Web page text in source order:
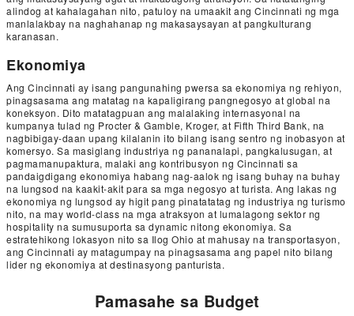
alindog at kahalagahan nito, patuloy na umaakit ang Cincinnati ng mga
manlalakbay na naghahanap ng makasaysayan at pangkulturang
karanasan.
Ekonomiya
Ang Cincinnati ay isang pangunahing pwersa sa ekonomiya ng rehiyon,
pinagsasama ang matatag na kapaligirang pangnegosyo at global na
koneksyon. Dito matatagpuan ang malalaking internasyonal na
kumpanya tulad ng Procter & Gamble, Kroger, at Fifth Third Bank, na
nagbibigay-daan upang kilalanin ito bilang isang sentro ng inobasyon at
komersyo. Sa masiglang industriya ng pananalapi, pangkalusugan, at
pagmamanupaktura, malaki ang kontribusyon ng Cincinnati sa
pandaigdigang ekonomiya habang nag-aalok ng isang buhay na buhay
na lungsod na kaakit-akit para sa mga negosyo at turista. Ang lakas ng
ekonomiya ng lungsod ay higit pang pinatatatag ng industriya ng turismo
nito, na may world-class na mga atraksyon at lumalagong sektor ng
hospitality na sumusuporta sa dynamic nitong ekonomiya. Sa
estratehikong lokasyon nito sa Ilog Ohio at mahusay na transportasyon,
ang Cincinnati ay matagumpay na pinagsasama ang papel nito bilang
lider ng ekonomiya at destinasyong panturista.
Pamasahe sa Budget